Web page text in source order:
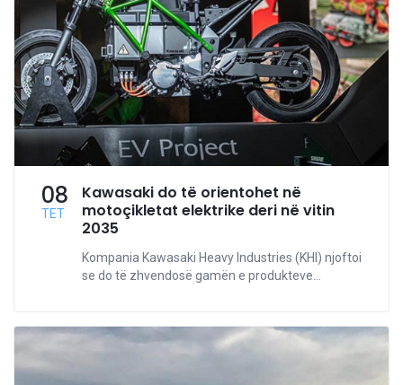
08
TET
Kawasaki do të orientohet në
motoçikletat elektrike deri në vitin
2035
Kompania Kawasaki Heavy Industries (KHI) njoftoi
se do të zhvendosë gamën e produkteve...